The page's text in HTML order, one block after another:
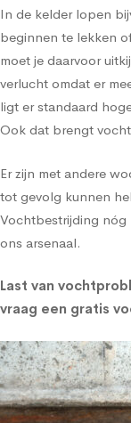
In de kelder lopen
beginnen te lekken
moet je daarvoor
verlucht omdat er
ligt er standaard
Ook dat brengt
Er zijn met andere
tot gevolg kunnen
Vochtbestrijding nóg
ons arsenaal.
Last van
vraag een gratis